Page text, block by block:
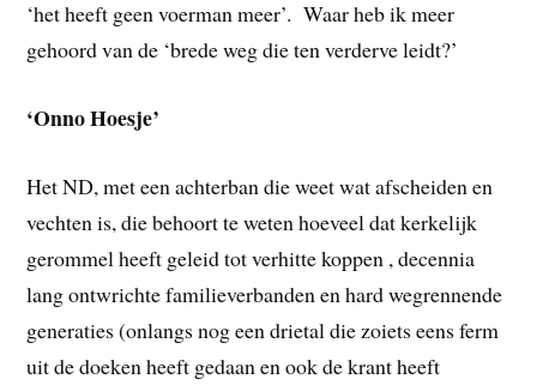
‘het heeft geen voerman meer’. Waar heb ik meer
gehoord van de ‘brede weg die ten verderve leidt?’
‘Onno Hoesje’
Het ND, met een achterban die weet wat afscheiden en
vechten is, die behoort te weten hoeveel dat kerkelijk
gerommel heeft geleid tot verhitte koppen , decennia
lang ontwrichte familieverbanden en hard wegrennende
generaties (onlangs nog een drietal die zoiets eens ferm
uit de doeken heeft gedaan en ook de krant heeft